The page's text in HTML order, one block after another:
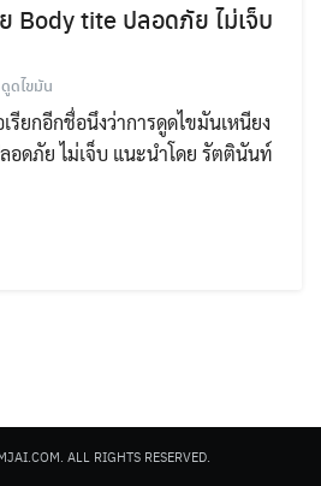
Body tite ปลอดภัย ไม่เจ็บ
ดูดไขมัน
รียกอีกชื่อนึงว่าการดูดไขมันเหนียง
อดภัย ไม่เจ็บ แนะนำโดย รัตตินันท์
ALL RIGHTS RESERVED.